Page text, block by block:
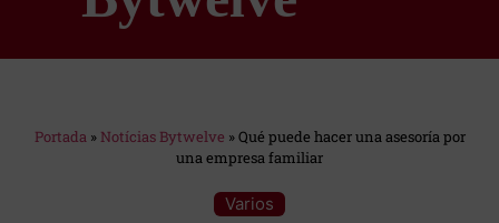
Portada»Notícias Bytwelve »Qué puede hacer una asesoría por
una empresa familiar
Varios